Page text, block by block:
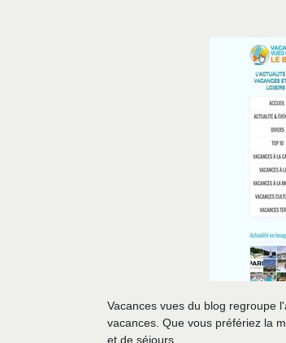
Vacances vues du blog regroupe
vacances. Que vous préfériez la
et de séjours.